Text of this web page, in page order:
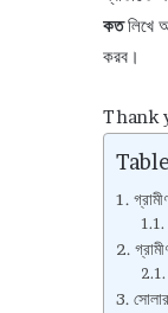
কতলিখে
করব।
Thank